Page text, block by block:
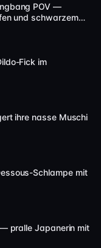
2 1:13:21
POV —
und schwarzem
Fick im
ihre nasse Muschi
Schlampe mit
pralle Japanerin mit